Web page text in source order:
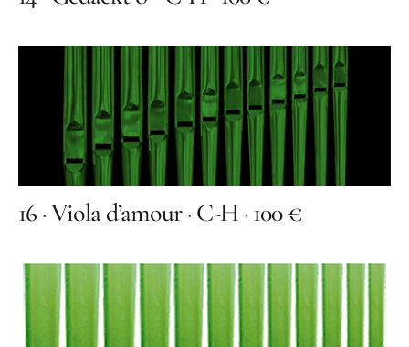
16 · Viola d’amour · C-H · 100 €